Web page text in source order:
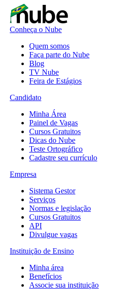
Conheça o Nube
Quem somos
Faça parte do Nube
Blog
TV Nube
Feira de Estágios
Candidato
Minha Área
Painel de Vagas
Cursos Gratuitos
Dicas do Nube
Teste Ortográfico
Cadastre seu currículo
Empresa
Sistema Gestor
Serviços
Normas e legislação
Cursos Gratuitos
API
Divulgue vagas
Instituição de Ensino
Minha área
Benefícios
Associe sua instituição